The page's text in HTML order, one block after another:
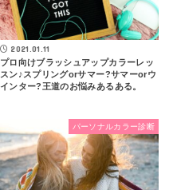
2021.01.11
プロ向けブラッシュアップカラーレッ
スン♪スプリングorサマー?サマーorウ
インター?王道のお悩みあるある。
パーソナルカラー診断